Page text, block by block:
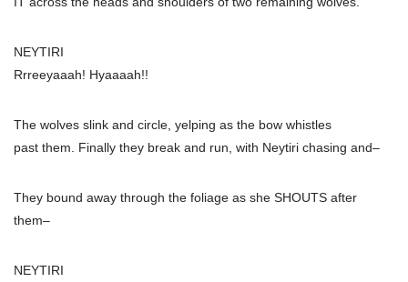
NEYTIRI
Rrreeyaaah! Hyaaaah!!
The wolves slink and circle, yelping as the bow whistles
past them. Finally they break and run, with Neytiri chasing and–
They bound away through the foliage as she SHOUTS after
them–
NEYTIRI